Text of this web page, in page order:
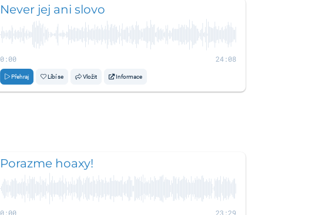
Never jej ani slovo
0:00 24:08
Přehraj Líbí se Vložit Informace
Porazme hoaxy!
0:00 23:29